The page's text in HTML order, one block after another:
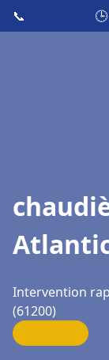
📞
Intervention
(61200)